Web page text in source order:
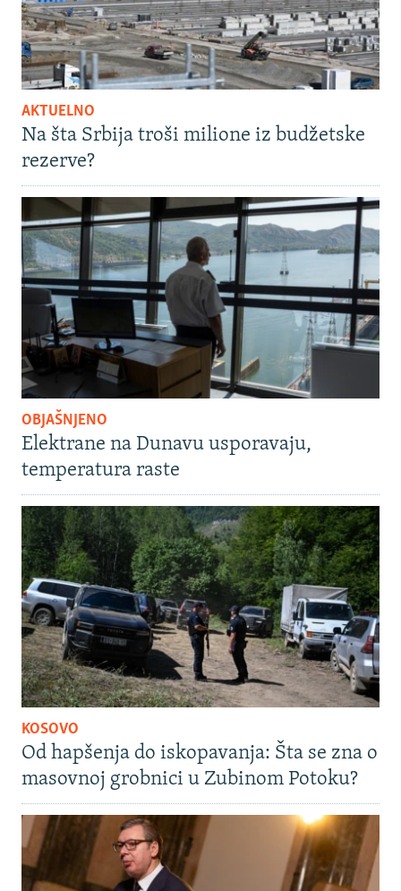
AKTUELNO
Na šta Srbija troši milione iz budžetske
rezerve?
OBJAŠNJENO
Elektrane na Dunavu usporavaju,
temperatura raste
KOSOVO
Od hapšenja do iskopavanja: Šta se zna o
masovnoj grobnici u Zubinom Potoku?